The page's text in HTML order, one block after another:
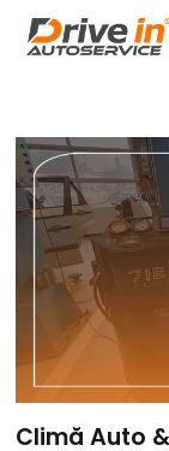
Climă Auto